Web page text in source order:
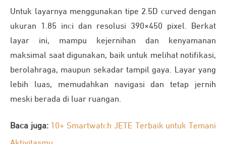
Untuk layarnya menggunakan tipe 2.5D curved dengan
ukuran 1.85 inci dan resolusi 390×450 pixel. Berkat
layar ini, mampu kejernihan dan kenyamanan
maksimal saat digunakan, baik untuk melihat notifikasi,
berolahraga, maupun sekadar tampil gaya. Layar yang
lebih luas, memudahkan navigasi dan tetap jernih
meski berada di luar ruangan.
Baca juga: 10+ Smartwatch JETE Terbaik untuk Temani